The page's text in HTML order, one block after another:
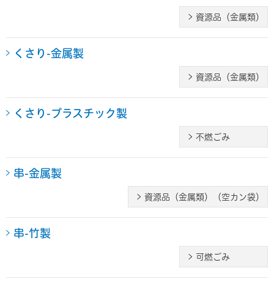
資源品（金属類）
くさり-金属製
資源品（金属類）
くさり-プラスチック製
不燃ごみ
串-金属製
資源品（金属類）（空カン袋）
串-竹製
可燃ごみ